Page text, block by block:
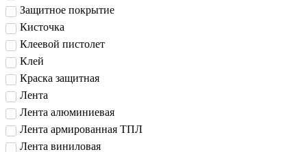
Защитное покрытие
Кисточка
Клеевой пистолет
Клей
Краска защитная
Лента
Лента алюминиевая
Лента армированная ТПЛ
Лента виниловая